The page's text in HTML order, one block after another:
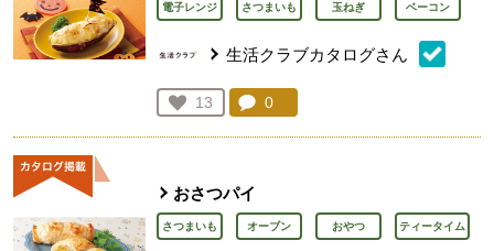
電子レンジ さつまいも 玉ねぎ ベーコン
生活クラブカタログさん
お気に入り登録：
13
人が登録
コメント：
0
おさつパイ
さつまいも オーブン おやつ ティータイム